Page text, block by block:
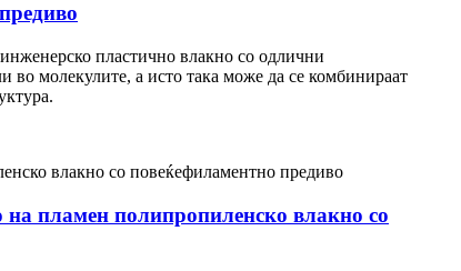
пластично влакно со одлични
молекулите, а исто така може да се комбинираат
пламен полипропиленско влакно со